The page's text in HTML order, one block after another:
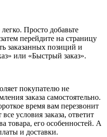
Просто добавьте
перейдите на страницу
заказанных позиций и
или «Быстрый заказ».
покупателю не
заказа самостоятельно.
время вам перезвонит
условия заказа, ответит
товара, его особенностей. А
и доставки.